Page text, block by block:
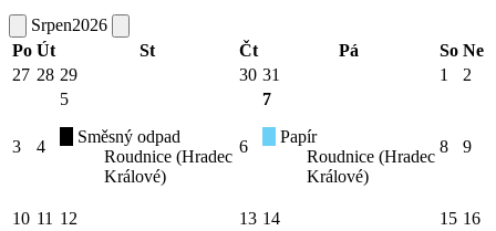
Srpen2026
Po Út St Čt Pá So Ne
27 28 29 30 31 1 2
3 4
5
Směsný odpad
Roudnice (Hradec
Králové)
6
7
Papír
Roudnice (Hradec
Králové)
8 9
10 11 12 13 14 15 16